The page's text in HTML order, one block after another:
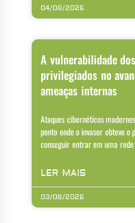
04/08/2026
A vulnerabilidade
privilegiados no
ameaças internas
Ataques cibernéticos
ponto onde o invasor obteve o
conseguir entrar em uma rede
LER MAIS
03/08/2026